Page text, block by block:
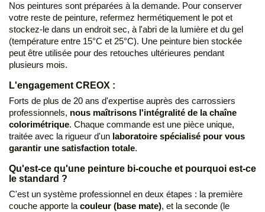
Nos peintures sont préparées à la demande. Pour conserver
votre reste de peinture, refermez hermétiquement le pot et
stockez-le dans un endroit sec, à l'abri de la lumière et du gel
(température entre 15°C et 25°C). Une peinture bien stockée
peut être utilisée pour des retouches ultérieures pendant
plusieurs mois.
L'engagement CREOX :
Forts de plus de 20 ans d'expertise auprès des carrossiers
professionnels, nous maîtrisons l'intégralité de la chaîne
colorimétrique. Chaque commande est une pièce unique,
traitée avec la rigueur d'un laboratoire spécialisé pour vous
garantir une satisfaction totale.
Qu'est-ce qu'une peinture bi-couche et pourquoi est-ce
le standard ?
C'est un système professionnel en deux étapes : la première
couche apporte lacouleur (base mate), et la seconde (le